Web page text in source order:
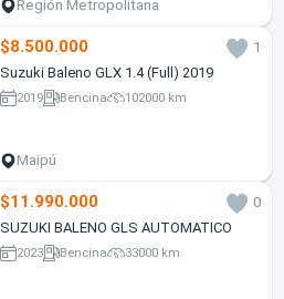
Región Metropolitana
$8.500.000
1
Suzuki Baleno GLX 1.4 (Full) 2019
2019 Bencina 102000 km
Maipú
$11.990.000
0
SUZUKI BALENO GLS AUTOMATICO
2023 Bencina 33000 km